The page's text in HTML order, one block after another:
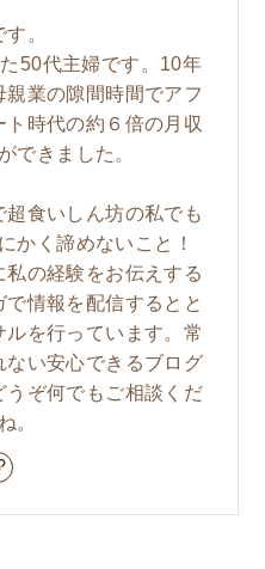
。
50代主婦です。10年
業の隙間時間でアフ
時代の約６倍の月収
できました。
食いしん坊の私でも
かく諦めないこと！
私の経験をお伝えする
情報を配信するとと
を行っています。常
い安心できるブログ
うぞ何でもご相談くだ
。